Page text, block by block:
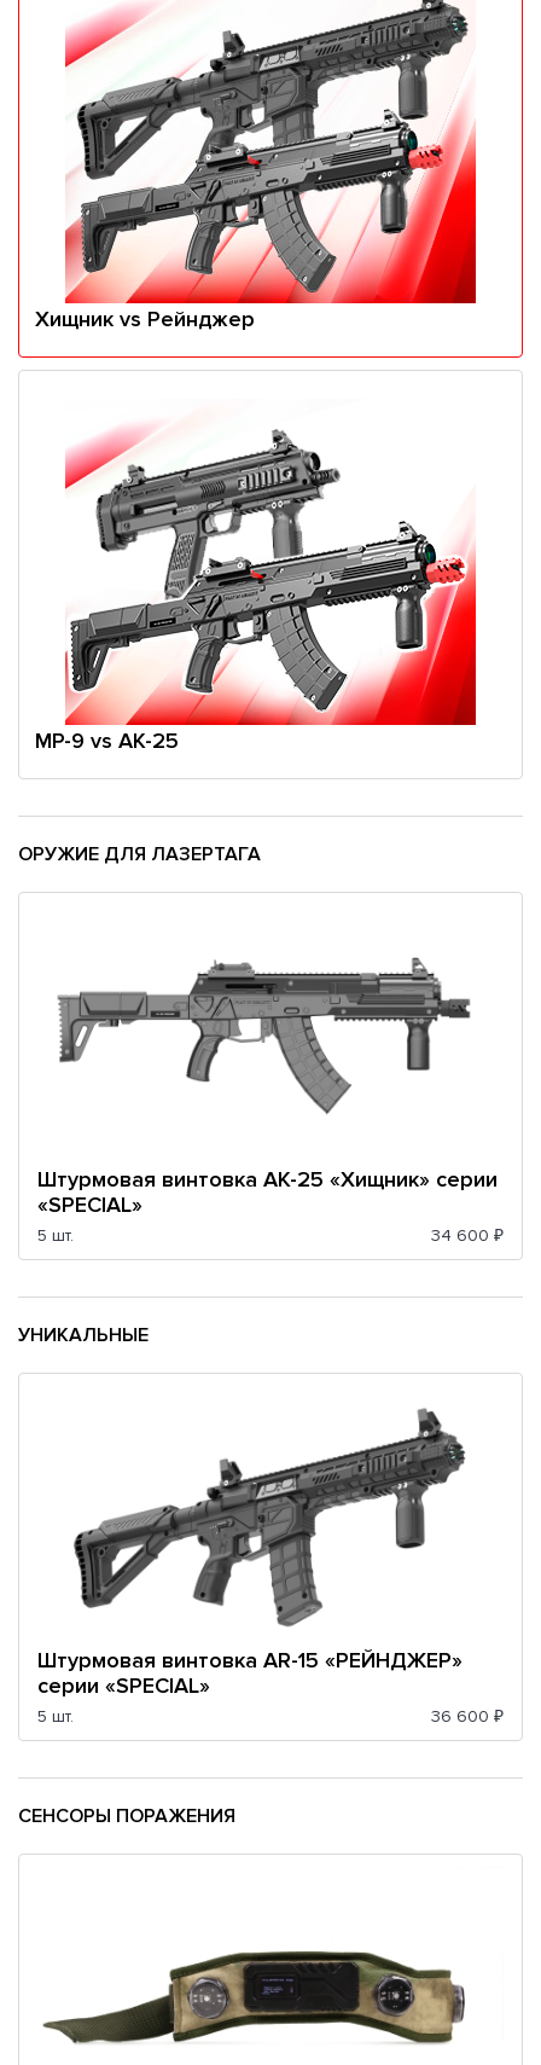
Хищник vs Рейнджер
MP-9 vs АK-25
OРУЖИЕ ДЛЯ ЛАЗЕРТАГА
Штурмовая винтовка АК-25 «Хищник» серии
«SPECIAL»
5 шт. 34 600 ₽
УНИКАЛЬНЫЕ
Штурмовая винтовка AR-15 «РЕЙНДЖЕР»
серии «SPECIAL»
5 шт. 36 600 ₽
СЕНСОРЫ ПОРАЖЕНИЯ